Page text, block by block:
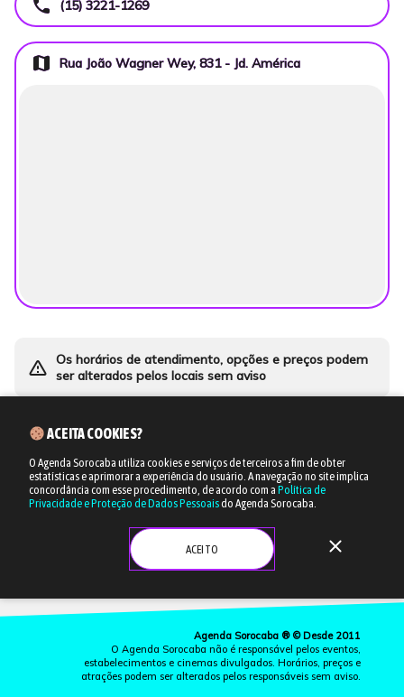
call (15) 3221-1269
map Rua João Wagner Wey, 831 - Jd. América
warning_amber Os horários de atendimento, opções e preços podem
ser alterados pelos locais sem aviso
Agenda Sorocaba ® © Desde 2011
O Agenda Sorocaba não é responsável pelos eventos,
estabelecimentos e cinemas divulgados. Horários, preços e
atrações podem ser alterados pelos responsáveis sem aviso.
ACEITA COOKIES?
O Agenda Sorocaba utiliza cookies e serviços de terceiros a fim de obter
estatísticas e aprimorar a experiência do usuário. A navegação no site implica
concordância com esse procedimento, de acordo com a Política de
Privacidade e Proteção de Dados Pessoaisdo Agenda Sorocaba.
ACEITO close